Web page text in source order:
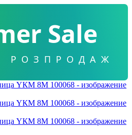
Sale
РОЗПРОДАЖ